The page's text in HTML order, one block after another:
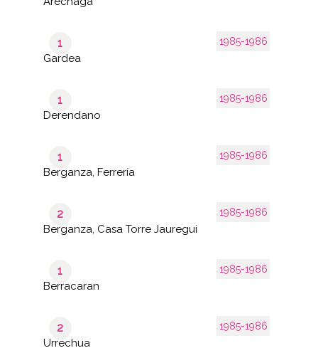
1985-1986
1
Gardea
1985-1986
1
Derendano
1985-1986
1
Berganza, Ferrería
1985-1986
2
Berganza, Casa Torre Jauregui
1985-1986
1
Berracaran
1985-1986
2
Urrechua